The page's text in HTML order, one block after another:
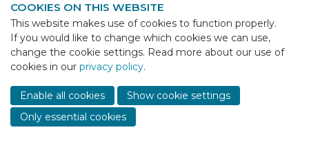
BEKS Systems
Meerheide 58
5521 DZ Eersel
Telefoon+31 (0)85 - 064 58 92
E-mailinfo@beks-systems.com
© 2026 - BEKS Systems
COOKIES ON THIS WEBSITE
This website makes use of cookies to function properly.
If you would like to change which cookies we can use,
change the cookie settings. Read more about our use of
cookies in our privacy policy.
Enable all cookies
Show cookie settings
Only essential cookies